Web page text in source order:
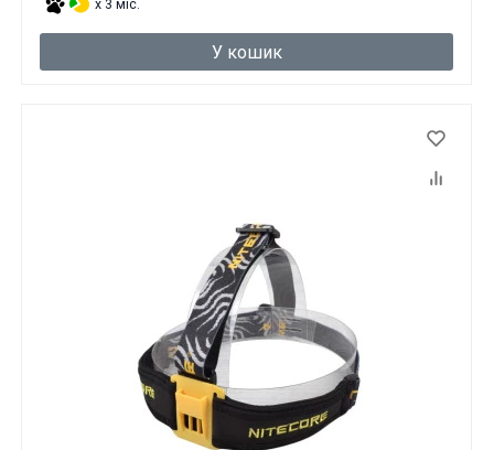
x 3 міс.
У кошик